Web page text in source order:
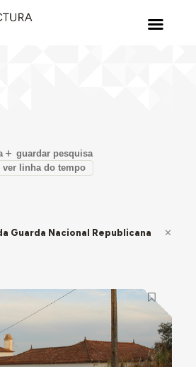
guardar pesquisa
ver linha do tempo
Guarda Nacional Republicana